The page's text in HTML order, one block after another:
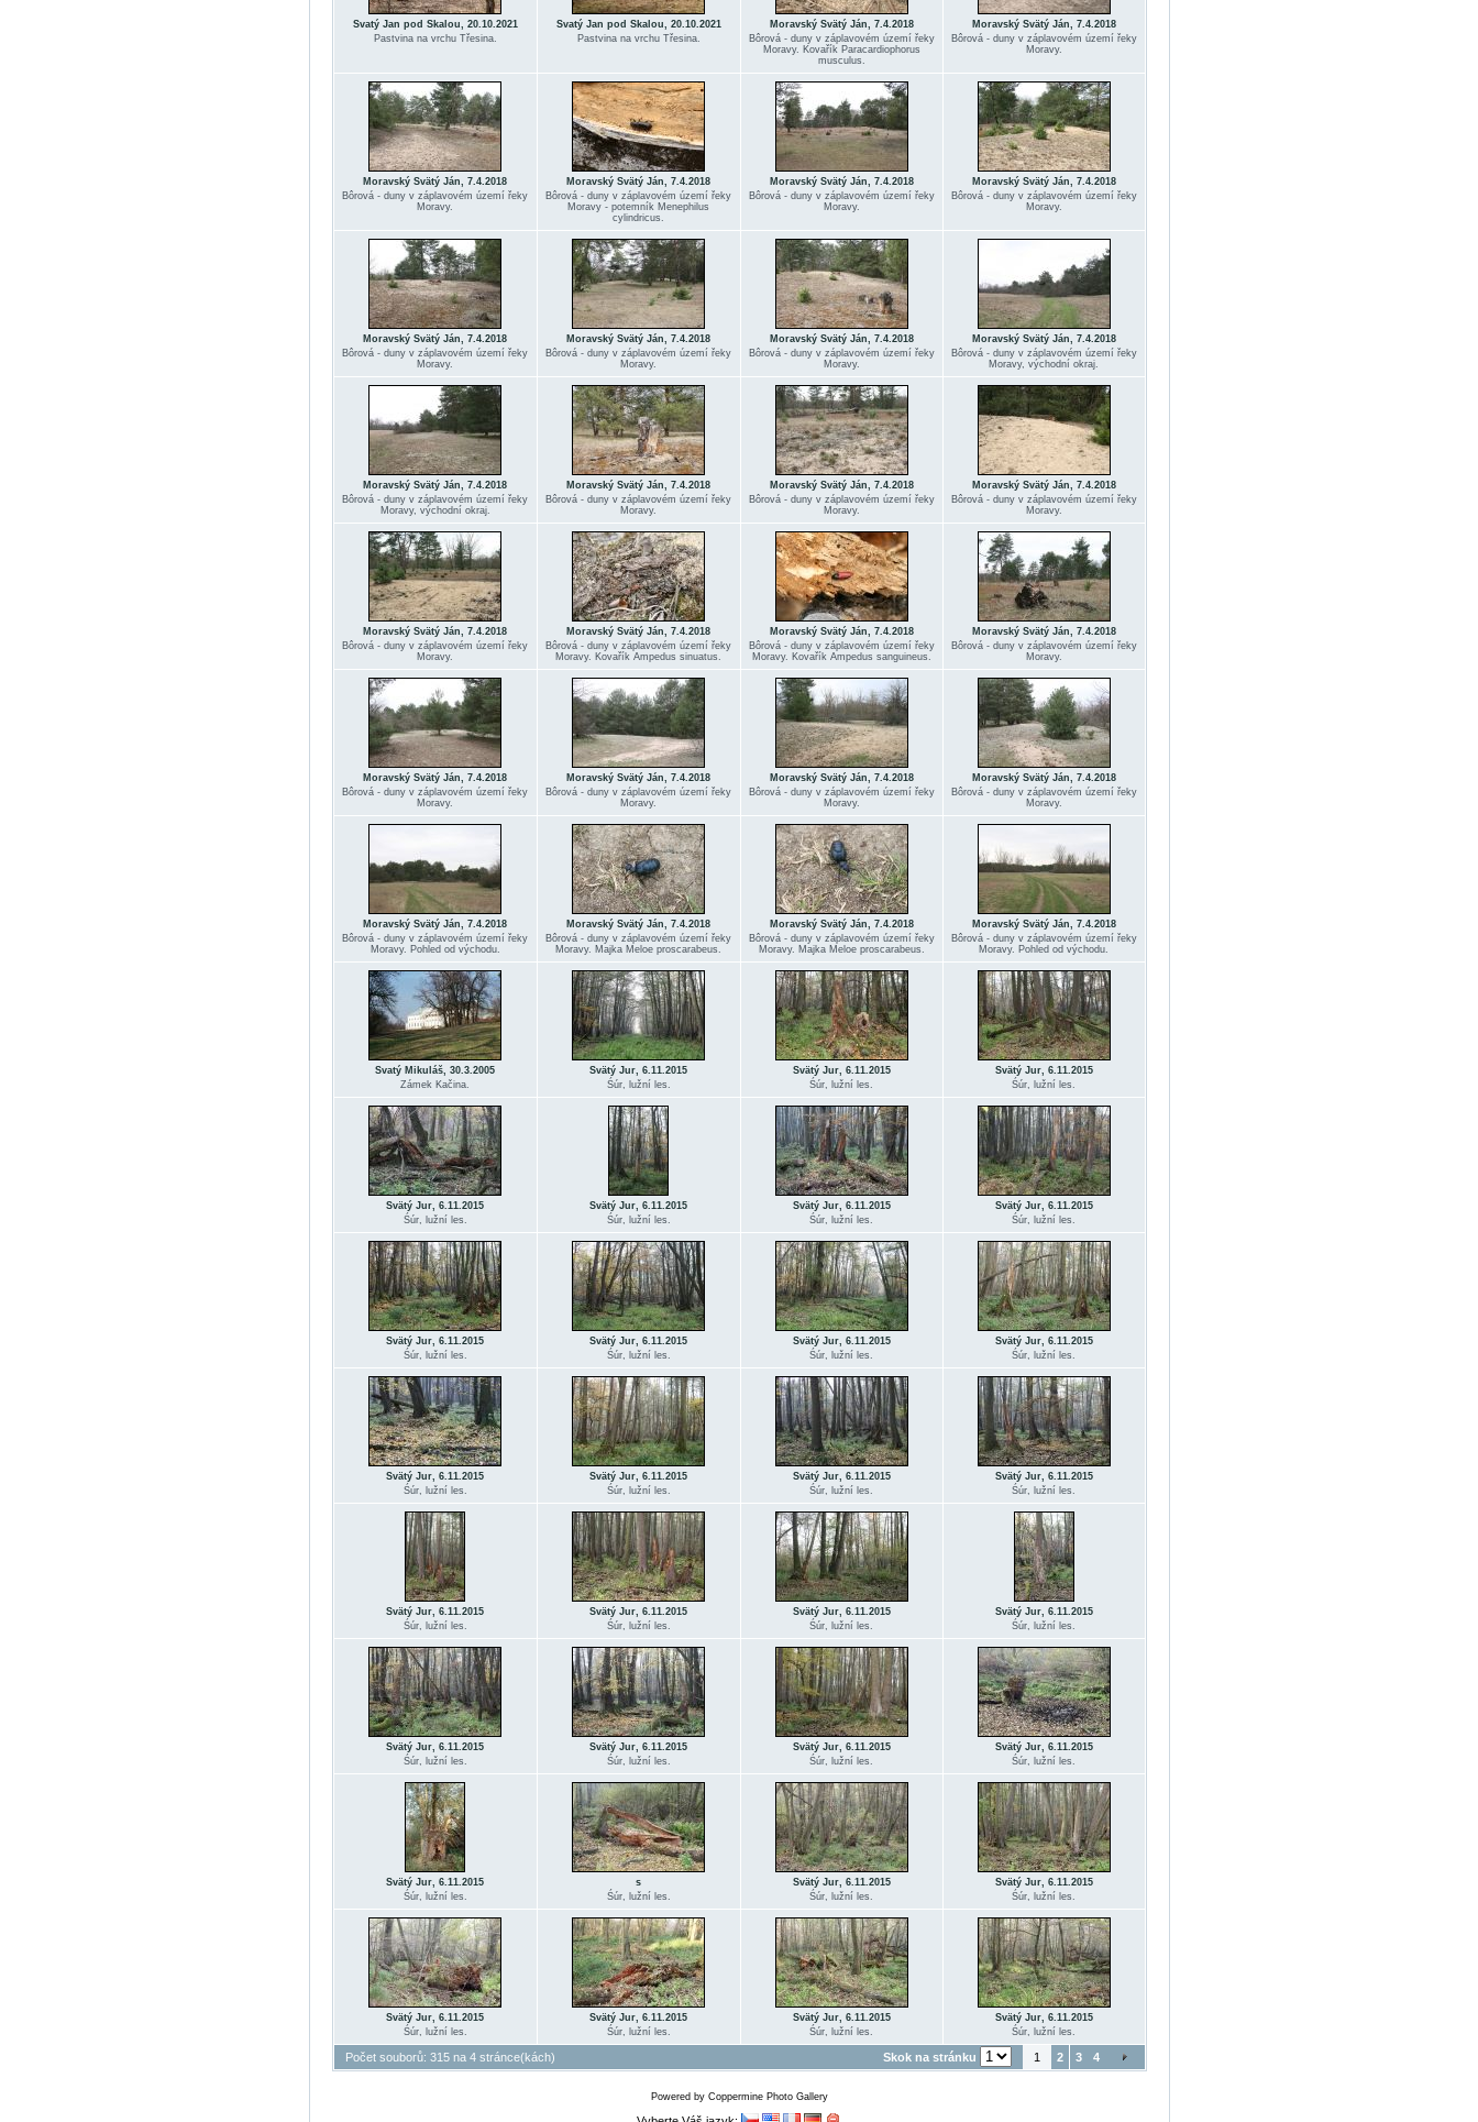
Svatý Jan pod Skalou, 20.10.2021
Pastvina na vrchu Třesina.
Svatý Jan pod Skalou, 20.10.2021
Pastvina na vrchu Třesina.
Moravský Svätý Ján, 7.4.2018
Bôrová - duny v záplavovém území řeky
Moravy. Kovařík Paracardiophorus
musculus.
Moravský Svätý Ján, 7.4.2018
Bôrová - duny v záplavovém území řeky
Moravy.
Moravský Svätý Ján, 7.4.2018
Bôrová - duny v záplavovém území řeky
Moravy.
Moravský Svätý Ján, 7.4.2018
Bôrová - duny v záplavovém území řeky
Moravy - potemník Menephilus
cylindricus.
Moravský Svätý Ján, 7.4.2018
Bôrová - duny v záplavovém území řeky
Moravy.
Moravský Svätý Ján, 7.4.2018
Bôrová - duny v záplavovém území řeky
Moravy.
Moravský Svätý Ján, 7.4.2018
Bôrová - duny v záplavovém území řeky
Moravy.
Moravský Svätý Ján, 7.4.2018
Bôrová - duny v záplavovém území řeky
Moravy.
Moravský Svätý Ján, 7.4.2018
Bôrová - duny v záplavovém území řeky
Moravy.
Moravský Svätý Ján, 7.4.2018
Bôrová - duny v záplavovém území řeky
Moravy, východní okraj.
Moravský Svätý Ján, 7.4.2018
Bôrová - duny v záplavovém území řeky
Moravy, východní okraj.
Moravský Svätý Ján, 7.4.2018
Bôrová - duny v záplavovém území řeky
Moravy.
Moravský Svätý Ján, 7.4.2018
Bôrová - duny v záplavovém území řeky
Moravy.
Moravský Svätý Ján, 7.4.2018
Bôrová - duny v záplavovém území řeky
Moravy.
Moravský Svätý Ján, 7.4.2018
Bôrová - duny v záplavovém území řeky
Moravy.
Moravský Svätý Ján, 7.4.2018
Bôrová - duny v záplavovém území řeky
Moravy. Kovařík Ampedus sinuatus.
Moravský Svätý Ján, 7.4.2018
Bôrová - duny v záplavovém území řeky
Moravy. Kovařík Ampedus sanguineus.
Moravský Svätý Ján, 7.4.2018
Bôrová - duny v záplavovém území řeky
Moravy.
Moravský Svätý Ján, 7.4.2018
Bôrová - duny v záplavovém území řeky
Moravy.
Moravský Svätý Ján, 7.4.2018
Bôrová - duny v záplavovém území řeky
Moravy.
Moravský Svätý Ján, 7.4.2018
Bôrová - duny v záplavovém území řeky
Moravy.
Moravský Svätý Ján, 7.4.2018
Bôrová - duny v záplavovém území řeky
Moravy.
Moravský Svätý Ján, 7.4.2018
Bôrová - duny v záplavovém území řeky
Moravy. Pohled od východu.
Moravský Svätý Ján, 7.4.2018
Bôrová - duny v záplavovém území řeky
Moravy. Majka Meloe proscarabeus.
Moravský Svätý Ján, 7.4.2018
Bôrová - duny v záplavovém území řeky
Moravy. Majka Meloe proscarabeus.
Moravský Svätý Ján, 7.4.2018
Bôrová - duny v záplavovém území řeky
Moravy. Pohled od východu.
Svatý Mikuláš, 30.3.2005
Zámek Kačina.
Svätý Jur, 6.11.2015
Śúr, lužní les.
Svätý Jur, 6.11.2015
Śúr, lužní les.
Svätý Jur, 6.11.2015
Śúr, lužní les.
Svätý Jur, 6.11.2015
Śúr, lužní les.
Svätý Jur, 6.11.2015
Śúr, lužní les.
Svätý Jur, 6.11.2015
Śúr, lužní les.
Svätý Jur, 6.11.2015
Śúr, lužní les.
Svätý Jur, 6.11.2015
Śúr, lužní les.
Svätý Jur, 6.11.2015
Śúr, lužní les.
Svätý Jur, 6.11.2015
Śúr, lužní les.
Svätý Jur, 6.11.2015
Śúr, lužní les.
Svätý Jur, 6.11.2015
Śúr, lužní les.
Svätý Jur, 6.11.2015
Śúr, lužní les.
Svätý Jur, 6.11.2015
Śúr, lužní les.
Svätý Jur, 6.11.2015
Śúr, lužní les.
Svätý Jur, 6.11.2015
Śúr, lužní les.
Svätý Jur, 6.11.2015
Śúr, lužní les.
Svätý Jur, 6.11.2015
Śúr, lužní les.
Svätý Jur, 6.11.2015
Śúr, lužní les.
Svätý Jur, 6.11.2015
Śúr, lužní les.
Svätý Jur, 6.11.2015
Śúr, lužní les.
Svätý Jur, 6.11.2015
Śúr, lužní les.
Svätý Jur, 6.11.2015
Śúr, lužní les.
Svätý Jur, 6.11.2015
Śúr, lužní les.
s
Śúr, lužní les.
Svätý Jur, 6.11.2015
Śúr, lužní les.
Svätý Jur, 6.11.2015
Śúr, lužní les.
Svätý Jur, 6.11.2015
Śúr, lužní les.
Svätý Jur, 6.11.2015
Śúr, lužní les.
Svätý Jur, 6.11.2015
Śúr, lužní les.
Svätý Jur, 6.11.2015
Śúr, lužní les.
Počet souborů: 315 na 4 stránce(kách) Skok na stránku 1 2 3 4
Powered by Coppermine Photo Gallery